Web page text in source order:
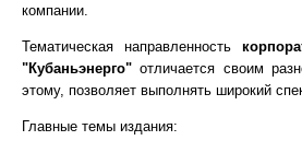
компании.
Тематическая направленность
"Кубаньэнерго" отличается своим
этому, позволяет выполнять широкий
Главные темы издания: